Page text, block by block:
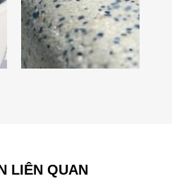
LIÊN QUAN